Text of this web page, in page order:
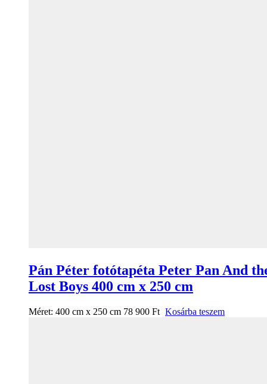
Pán Péter fotótapéta Peter Pan And
Lost Boys 400 cm x 250 cm
Méret: 400 cm x 250 cm 78 900 Ft Kosárba teszem